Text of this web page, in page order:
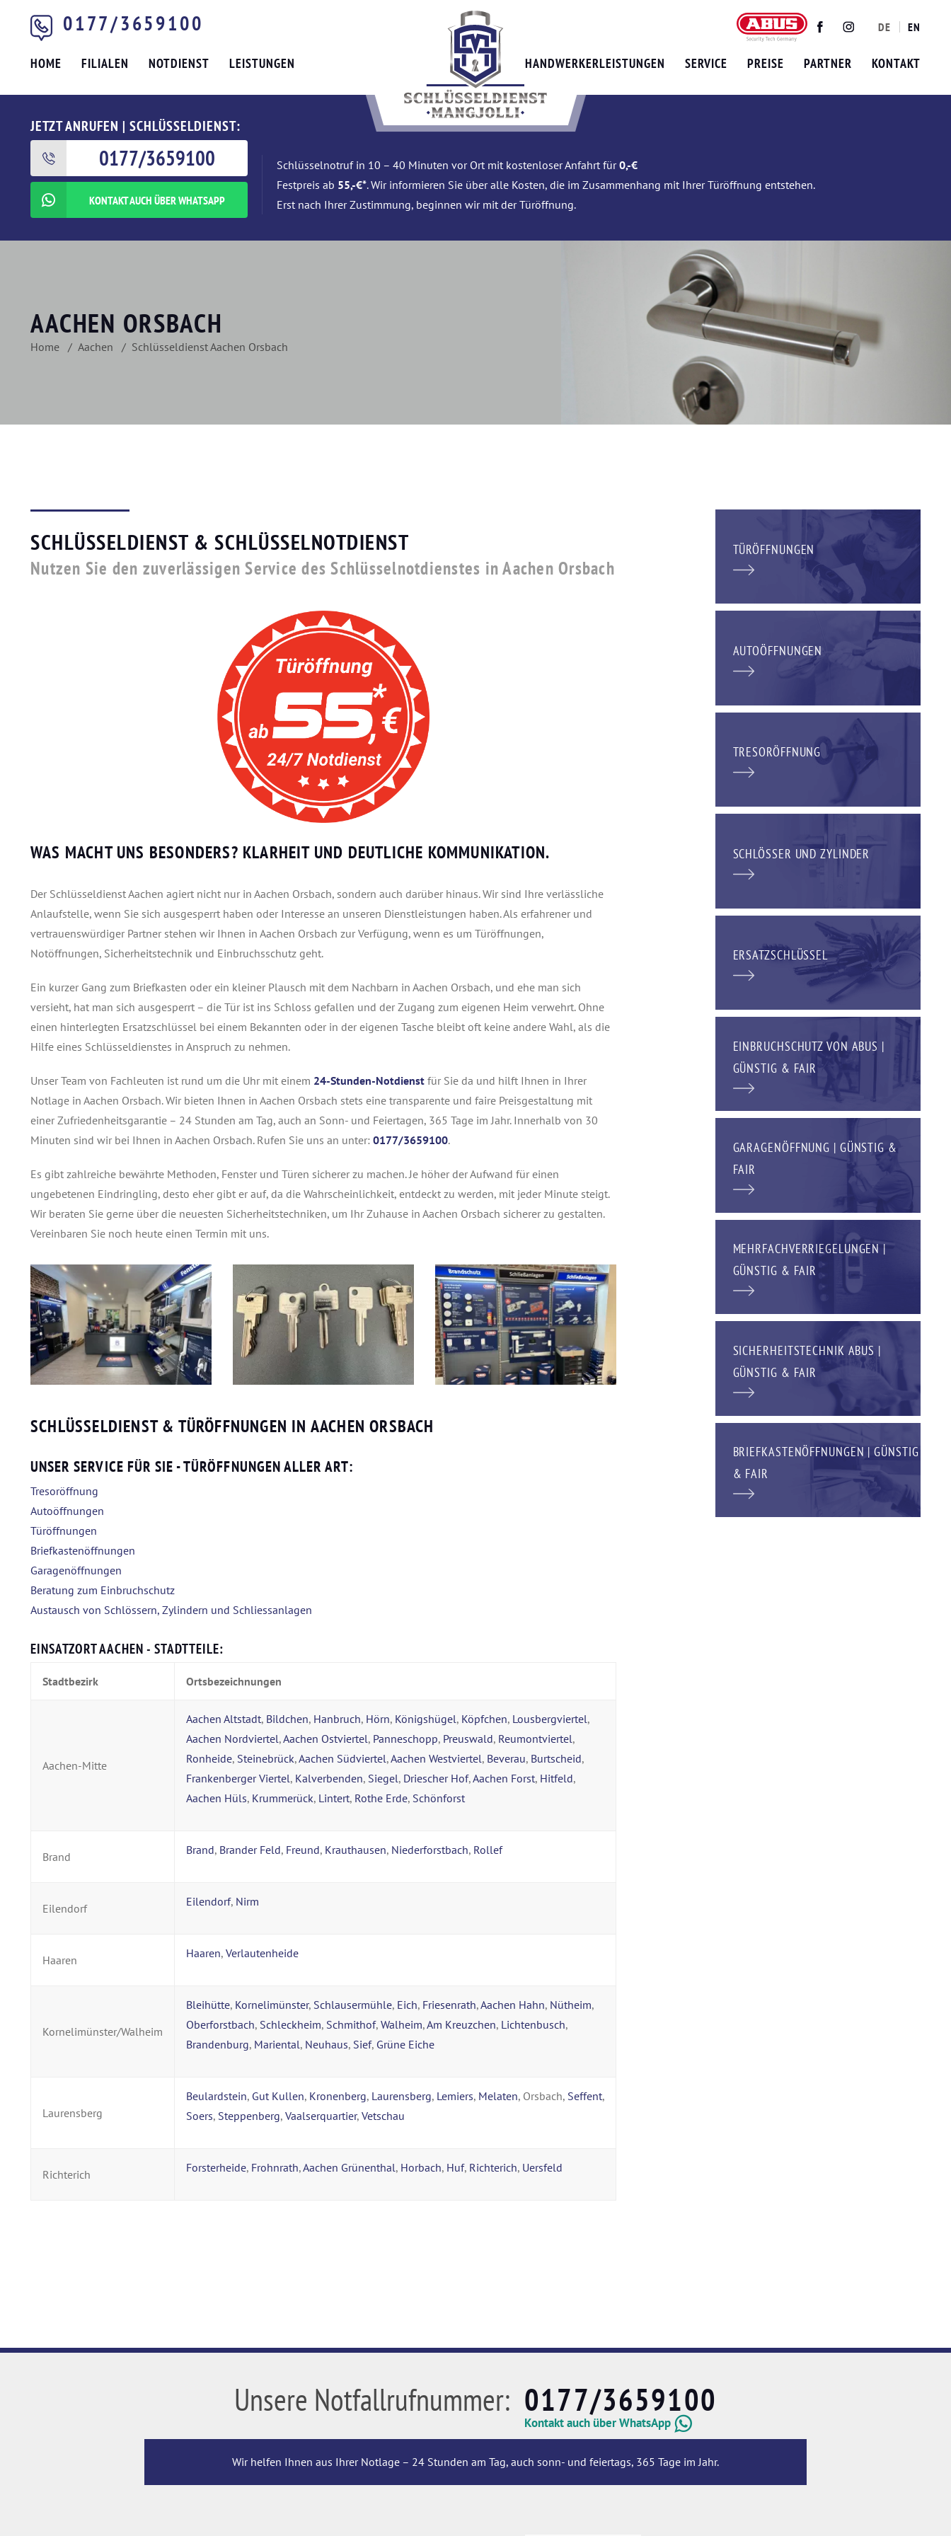
0177/3659100 TwitterFacebookInstagram
DE EN
HOME FILIALEN NOTDIENST LEISTUNGEN HANDWERKERLEISTUNGEN SERVICE PREISE PARTNER KONTAKT
JETZT ANRUFEN | SCHLÜSSELDIENST:
0177/3659100
KONTAKT AUCH ÜBER WHATSAPP
Schlüsselnotruf in 10 – 40 Minuten vor Ort mit kostenloser Anfahrt für0,-€
Festpreis ab 55,-€*. Wir informieren Sie über alle Kosten, die im Zusammenhang mit Ihrer Türöffnung entstehen.
Erst nach Ihrer Zustimmung, beginnen wir mit der Türöffnung.
AACHEN ORSBACH
Home Aachen Schlüsseldienst Aachen Orsbach
SCHLÜSSELDIENST & SCHLÜSSELNOTDIENST
Nutzen Sie den zuverlässigen Service des Schlüsselnotdienstes in Aachen Orsbach
WAS MACHT UNS BESONDERS? KLARHEIT UND DEUTLICHE KOMMUNIKATION.
Der Schlüsseldienst Aachen agiert nicht nur in Aachen Orsbach, sondern auch darüber hinaus. Wir sind Ihre verlässliche
Anlaufstelle, wenn Sie sich ausgesperrt haben oder Interesse an unseren Dienstleistungen haben. Als erfahrener und
vertrauenswürdiger Partner stehen wir Ihnen in Aachen Orsbach zur Verfügung, wenn es um Türöffnungen,
Notöffnungen, Sicherheitstechnik und Einbruchsschutz geht.
Ein kurzer Gang zum Briefkasten oder ein kleiner Plausch mit dem Nachbarn in Aachen Orsbach, und ehe man sich
versieht, hat man sich ausgesperrt – die Tür ist ins Schloss gefallen und der Zugang zum eigenen Heim verwehrt. Ohne
einen hinterlegten Ersatzschlüssel bei einem Bekannten oder in der eigenen Tasche bleibt oft keine andere Wahl, als die
Hilfe eines Schlüsseldienstes in Anspruch zu nehmen.
Unser Team von Fachleuten ist rund um die Uhr mit einem 24-Stunden-Notdienst für Sie da und hilft Ihnen in Ihrer
Notlage in Aachen Orsbach. Wir bieten Ihnen in Aachen Orsbach stets eine transparente und faire Preisgestaltung mit
einer Zufriedenheitsgarantie – 24 Stunden am Tag, auch an Sonn- und Feiertagen, 365 Tage im Jahr. Innerhalb von 30
Minuten sind wir bei Ihnen in Aachen Orsbach. Rufen Sie uns an unter: 0177/3659100.
Es gibt zahlreiche bewährte Methoden, Fenster und Türen sicherer zu machen. Je höher der Aufwand für einen
ungebetenen Eindringling, desto eher gibt er auf, da die Wahrscheinlichkeit, entdeckt zu werden, mit jeder Minute steigt.
Wir beraten Sie gerne über die neuesten Sicherheitstechniken, um Ihr Zuhause in Aachen Orsbach sicherer zu gestalten.
Vereinbaren Sie noch heute einen Termin mit uns.
SCHLÜSSELDIENST & TÜRÖFFNUNGEN IN AACHEN ORSBACH
UNSER SERVICE FÜR SIE - TÜRÖFFNUNGEN ALLER ART:
Tresoröffnung
Autoöffnungen
Türöffnungen
Briefkastenöffnungen
Garagenöffnungen
Beratung zum Einbruchschutz
Austausch von Schlössern, Zylindern und Schliessanlagen
EINSATZORT AACHEN - STADTTEILE:
Stadtbezirk Ortsbezeichnungen
Aachen-Mitte
Aachen Altstadt, Bildchen, Hanbruch, Hörn, Königshügel, Köpfchen, Lousbergviertel,
Aachen Nordviertel,Aachen Ostviertel, Panneschopp, Preuswald, Reumontviertel,
Ronheide, Steinebrück,Aachen Südviertel,Aachen Westviertel, Beverau, Burtscheid,
Frankenberger Viertel, Kalverbenden, Siegel, Driescher Hof,Aachen Forst, Hitfeld,
Aachen Hüls, Krummerück, Lintert, Rothe Erde, Schönforst
Brand Brand, Brander Feld, Freund, Krauthausen, Niederforstbach, Rollef
Eilendorf Eilendorf, Nirm
Haaren Haaren, Verlautenheide
Kornelimünster/Walheim
Bleihütte, Kornelimünster, Schlausermühle, Eich, Friesenrath,Aachen Hahn, Nütheim,
Oberforstbach, Schleckheim, Schmithof, Walheim,Am Kreuzchen, Lichtenbusch,
Brandenburg, Mariental, Neuhaus, Sief, Grüne Eiche
Laurensberg
Beulardstein, Gut Kullen, Kronenberg, Laurensberg, Lemiers, Melaten, Orsbach, Seffent,
Soers, Steppenberg, Vaalserquartier, Vetschau
Richterich Forsterheide, Frohnrath,Aachen Grünenthal, Horbach, Huf, Richterich, Uersfeld
TÜRÖFFNUNGEN
AUTOÖFFNUNGEN
TRESORÖFFNUNG
SCHLÖSSER UND ZYLINDER
ERSATZSCHLÜSSEL
EINBRUCHSCHUTZ VON ABUS |
GÜNSTIG & FAIR
GARAGENÖFFNUNG | GÜNSTIG &
FAIR
MEHRFACHVERRIEGELUNGEN |
GÜNSTIG & FAIR
SICHERHEITSTECHNIK ABUS |
GÜNSTIG & FAIR
BRIEFKASTENÖFFNUNGEN | GÜNSTIG
& FAIR
Unsere Notfallrufnummer: 0177/3659100
Kontakt auch über WhatsApp
Wir helfen Ihnen aus Ihrer Notlage – 24 Stunden am Tag, auch sonn- und feiertags, 365 Tage im Jahr.